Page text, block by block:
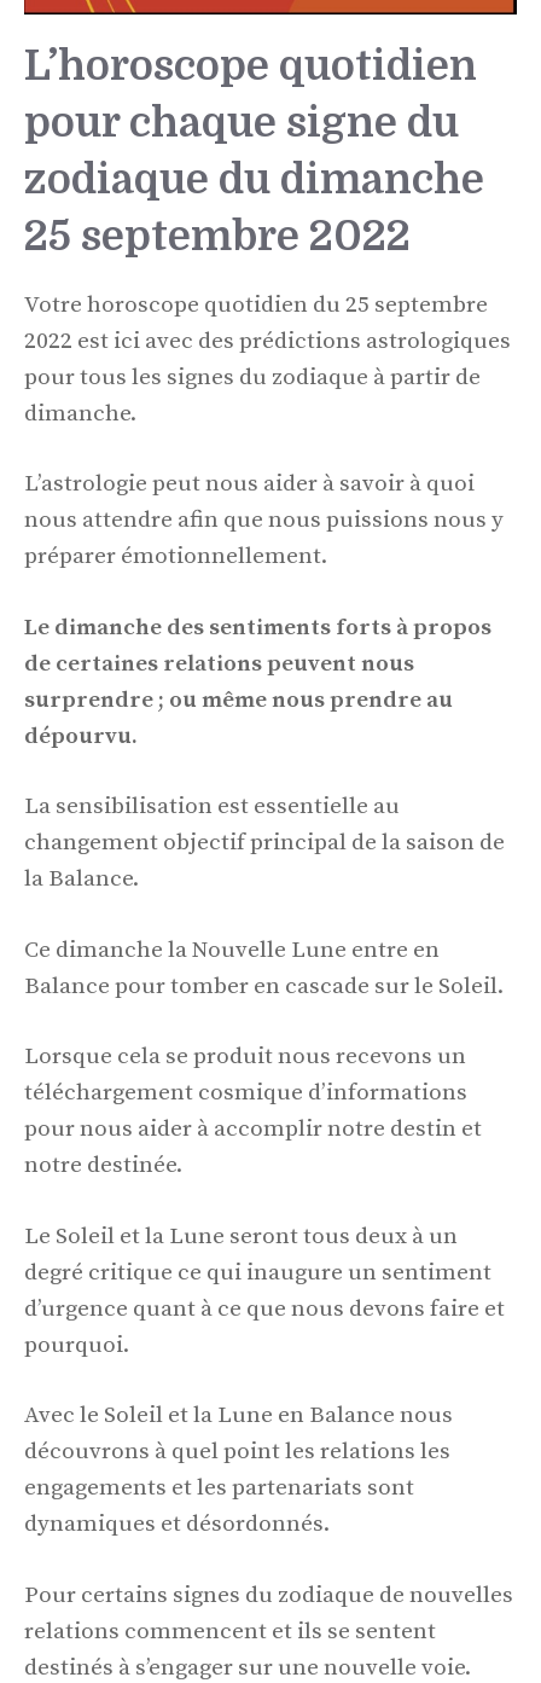
L’horoscope quotidien
pour chaque signe du
zodiaque du dimanche
25 septembre 2022
Votre horoscope quotidien du 25 septembre
2022 est ici avec des prédictions astrologiques
pour tous les signes du zodiaque à partir de
dimanche.
L’astrologie peut nous aider à savoir à quoi
nous attendre afin que nous puissions nous y
préparer émotionnellement.
Le dimanche des sentiments forts à propos
de certaines relations peuvent nous
surprendre ; ou même nous prendre au
dépourvu.
La sensibilisation est essentielle au
changement objectif principal de la saison de
la Balance.
Ce dimanche la Nouvelle Lune entre en
Balance pour tomber en cascade sur le Soleil.
Lorsque cela se produit nous recevons un
téléchargement cosmique d’informations
pour nous aider à accomplir notre destin et
notre destinée.
Le Soleil et la Lune seront tous deux à un
degré critique ce qui inaugure un sentiment
d’urgence quant à ce que nous devons faire et
pourquoi.
Avec le Soleil et la Lune en Balance nous
découvrons à quel point les relations les
engagements et les partenariats sont
dynamiques et désordonnés.
Pour certains signes du zodiaque de nouvelles
relations commencent et ils se sentent
destinés à s’engager sur une nouvelle voie.